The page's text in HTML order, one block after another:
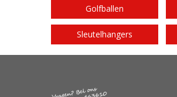
Golfballen
Sleutelhangers